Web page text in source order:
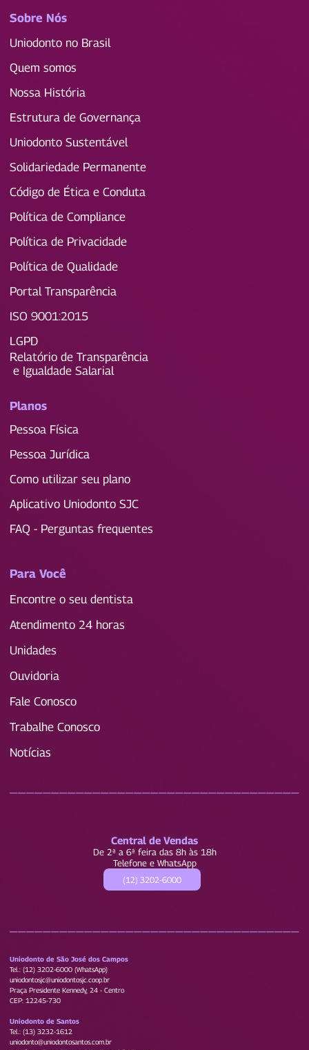
Sobre Nós
Uniodonto no Brasil
Quem somos
Nossa História
Estrutura de Governança
Uniodonto Sustentável
Solidariedade Permanente
Código de Ética e Conduta
Política de Compliance
Política de Privacidade
Política de Qualidade
Portal Transparência
ISO 9001:2015
LGPD
Relatório de Transparência
e Igualdade Salarial
Planos
Pessoa Física
Pessoa Jurídica
Como utilizar seu plano
Aplicativo Uniodonto SJC
FAQ - Perguntas frequentes
Para Você
Encontre o seu dentista
Atendimento 24 horas
Unidades
Ouvidoria
Fale Conosco
Trabalhe Conosco
Notícias
Central de Vendas
De 2ª a 6ª feira das 8h às 18h
Telefone e WhatsApp
(12) 3202-6000
Uniodonto de São José dos Campos
Tel.: (12) 3202-6000 (WhatsApp)
uniodontosjc@uniodontosjc.coop.br
Praça Presidente Kennedy, 24 - Centro
CEP: 12245-730
Uniodonto de Santos
Tel.: (13) 3232-1612
uniodonto@uniodontosantos.com.br